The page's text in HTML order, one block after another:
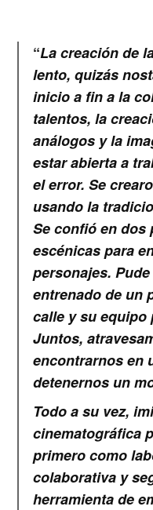
“La creación de
lento, quizás
inicio a fin a la
talentos, la
análogos y la
estar abierta a
el error. Se
usando la
Se confió en dos
escénicas para
personajes.
entrenado de un
calle y su equipo
Juntos,
encontrarnos en
detenernos un
Todo a su vez,
cinematográfica
primero como
colaborativa y
herramienta de